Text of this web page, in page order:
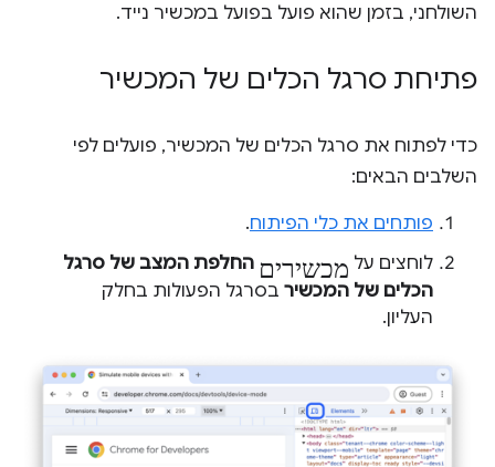
השולחני, בזמן שהוא פועל בפועל במכשיר נייד.
פתיחת סרגל הכלים של המכשיר
כדי לפתוח את סרגל הכלים של המכשיר, פועלים לפי
השלבים הבאים:
פותחים את כלי הפיתוח.
לוחצים על מכשירים החלפת המצב של סרגל
הכלים של המכשיר בסרגל הפעולות בחלק
העליון.